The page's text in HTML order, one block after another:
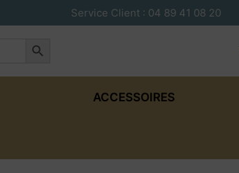
Service Client : 04 89 41 08 20
ACCESSOIRES